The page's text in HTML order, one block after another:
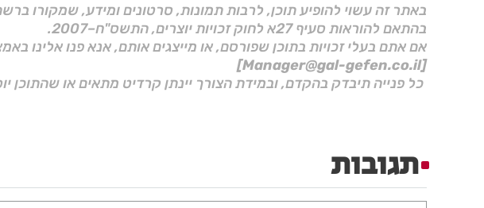
באתר זה עשוי להופיע תוכן, לרבות תמונות, סרטונים ומידע, שמקורו
בהתאם להוראות סעיף 27א לחוק זכויות יוצרים, התשס"ח–2007.
אם אתם בעלי זכויות בתוכן שפורסם, או מייצגים אותם, אנא פנו אלינו
[Manager@gal-gefen.co.il]
כל פנייה תיבדק בהקדם, ובמידת הצורך יינתן קרדיט מתאים או שהתוכן
תגובות